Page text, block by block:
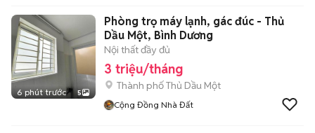
6 phút trước 5
Phòng trọ máy lạnh, gác đúc - Thủ
Dầu Một, Bình Dương
Nội thất đầy đủ
3 triệu/tháng
Thành phố Thủ Dầu Một
Cộng Đồng Nhà Đất